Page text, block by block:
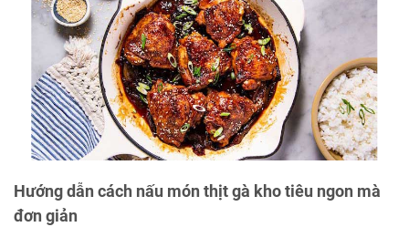
Hướng dẫn cách nấu món thịt gà kho tiêu ngon mà
đơn giản